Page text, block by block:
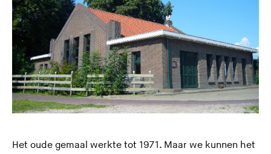
Het oude gemaal werkte tot 1971. Maar we kunnen het